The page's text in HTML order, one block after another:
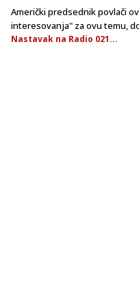
Američki predsednik povlači
interesovanja" za ovu temu,
Nastavak na Radio 021...